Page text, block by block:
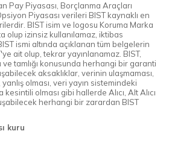
Pay Piyasası, Borçlanma Araçları
Piyasası verileri BIST kaynaklı en
BIST isim ve logosu Koruma Marka
olup izinsiz kullanılamaz, iktibas
ismi altında açıklanan tüm belgelerin
ait olup, tekrar yayınlanamaz. BIST,
tamlığı konusunda herhangi bir garanti
aksaklıklar, verinin ulaşmaması,
olması, veri yayın sistemindeki
olması gibi hallerde Alıcı, Alt Alıcı
herhangi bir zarardan BIST
kuru